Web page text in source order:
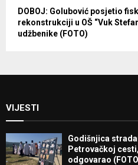
DOBOJ: Golubović posjetio
rekonstrukciji u OŠ “Vuk
udžbenike (FOTO)
VIJESTI
Godišnjica
Petrovačkoj
odgovarao